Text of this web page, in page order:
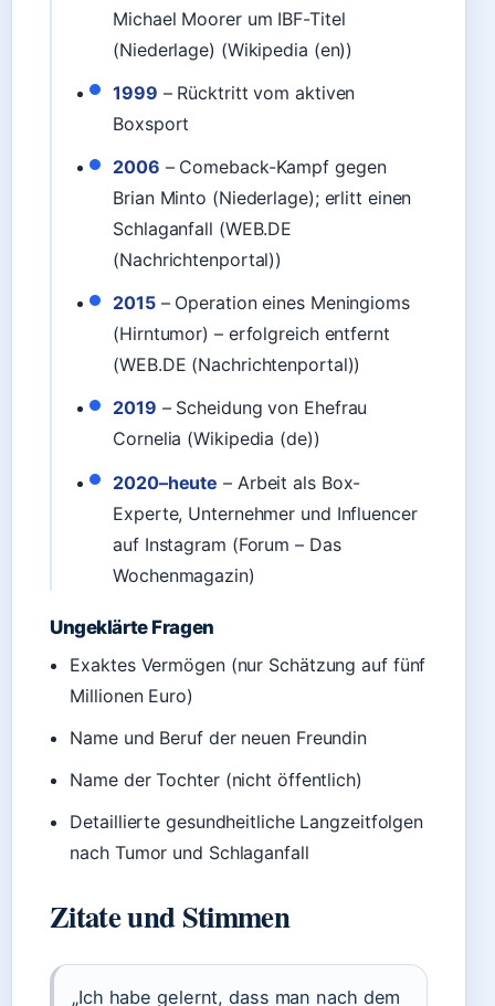
Michael Moorer um IBF-Titel
(Niederlage) (Wikipedia (en))
1999 – Rücktritt vom aktiven
Boxsport
2006 – Comeback-Kampf gegen
Brian Minto (Niederlage); erlitt einen
Schlaganfall (WEB.DE
(Nachrichtenportal))
2015– Operation eines Meningioms
(Hirntumor) – erfolgreich entfernt
(WEB.DE (Nachrichtenportal))
2019 – Scheidung von Ehefrau
Cornelia (Wikipedia (de))
2020–heute – Arbeit als Box-
Experte, Unternehmer und Influencer
auf Instagram (Forum – Das
Wochenmagazin)
Ungeklärte Fragen
Exaktes Vermögen (nur Schätzung auf fünf
Millionen Euro)
Name und Beruf der neuen Freundin
Name der Tochter (nicht öffentlich)
Detaillierte gesundheitliche Langzeitfolgen
nach Tumor und Schlaganfall
Zitate und Stimmen
„Ich habe gelernt, dass man nach dem